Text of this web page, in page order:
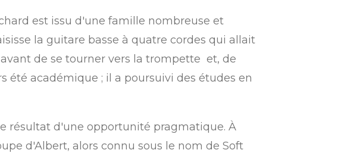
est issu d'une famille nombreuse et
la guitare basse à quatre cordes qui allait
de se tourner vers la trompette et, de
été académique ; il a poursuivi des études en
résultat d'une opportunité pragmatique. À
d'Albert, alors connu sous le nom de Soft